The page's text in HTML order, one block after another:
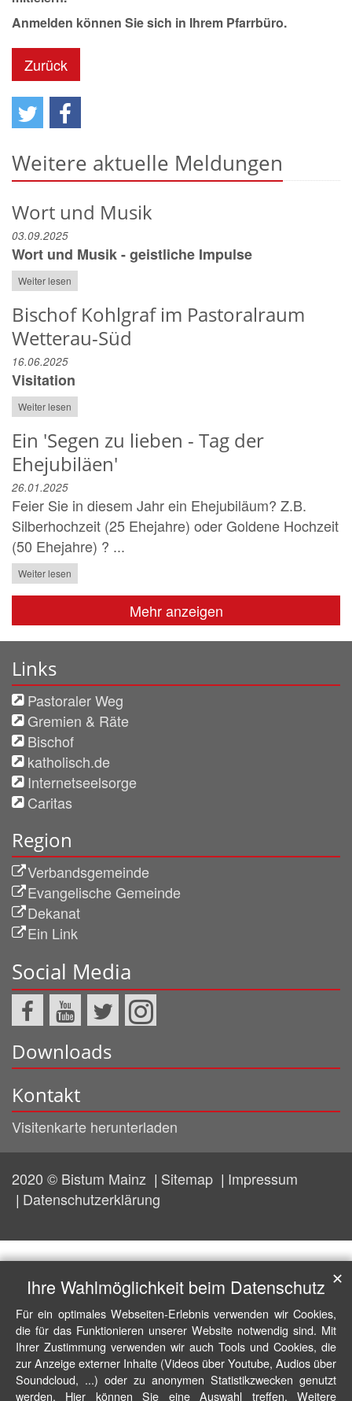
Anmelden können Sie sich in Ihrem Pfarrbüro.
Zurück
Weitere aktuelle Meldungen
Wort und Musik
03.09.2025
Wort und Musik - geistliche Impulse
Weiter lesen
Bischof Kohlgraf im Pastoralraum
Wetterau-Süd
16.06.2025
Visitation
Weiter lesen
Ein 'Segen zu lieben - Tag der
Ehejubiläen'
26.01.2025
Feier Sie in diesem Jahr ein Ehejubiläum? Z.B.
Silberhochzeit (25 Ehejahre) oder Goldene Hochzeit
(50 Ehejahre) ? ...
Weiter lesen
Mehr anzeigen
Links
Pastoraler Weg
Gremien & Räte
Bischof
katholisch.de
Internetseelsorge
Caritas
Region
Verbandsgemeinde
Evangelische Gemeinde
Dekanat
Ein Link
Social Media
Downloads
Kontakt
Visitenkarte herunterladen
2020 © Bistum Mainz Sitemap
Impressum
Datenschutzerklärung
Ihre Wahlmöglichkeit beim Datenschutz
Für ein optimales Webseiten-Erlebnis verwenden wir Cookies,
die für das Funktionieren unserer Website notwendig sind. Mit
Ihrer Zustimmung verwenden wir auch Tools und Cookies, die
zur Anzeige externer Inhalte (Videos über Youtube, Audios über
Soundcloud, ...) oder zu anonymen Statistikzwecken genutzt
werden. Hier können Sie eine Auswahl treffen. Weitere
✕